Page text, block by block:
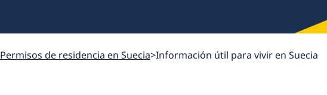
Permisos de residencia en Suecia Información útil para vivir en Suecia